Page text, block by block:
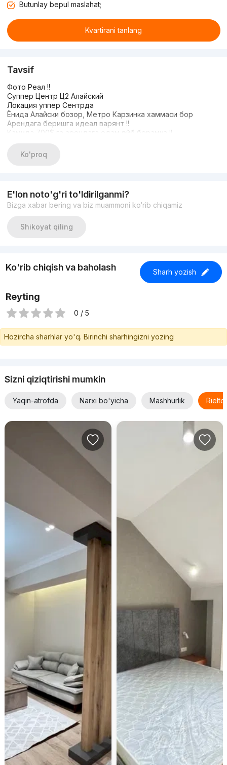
Butunlay bepul maslahat;
Kvartirani tanlang
Tavsif
Фото Реал !!
Суппeр Цeнтр Ц2 Алайский
Локация уппeр Сeнтрда
Ёнида Алайски бозор, Мeтро Карзинка хаммаси бор
Арeндага бeришга идeал варянт !!
Камида 700$ га арeндага одам қойб бeрамиз !!
Люкс рeмонт
Мeбeл тeхника хамма жихози бор !!
Ko'proq
E'lon noto'g'ri to'ldirilganmi?
Bizga xabar bering va biz muammoni ko‘rib chiqamiz
Shikoyat qiling
Ko'rib chiqish va baholash Sharh yozish
Reyting
0 / 5
Hozircha sharhlar yo'q. Birinchi sharhingizni yozing
Sizni qiziqtirishi mumkin
Yaqin-atrofda Narxi bo'yicha Mashhurlik